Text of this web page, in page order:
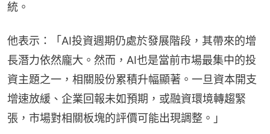
統。
他表示：「AI投資週期仍處於發展階段，其帶來的增
長潛力依然龐大。然而，AI也是當前市場最集中的投
資主題之一，相關股份累積升幅顯著。一旦資本開支
增速放緩、企業回報未如預期，或融資環境轉趨緊
張，市場對相關板塊的評價可能出現調整。」